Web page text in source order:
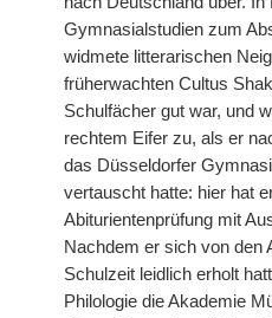
Gymnasialstudien zum
widmete litterarischen
früherwachten Cultus
Schulfächer gut war, und
rechtem Eifer zu, als er
das Düsseldorfer
vertauscht hatte: hier hat
Abiturientenprüfung mit
Nachdem er sich von den
Schulzeit leidlich erholt
Philologie die Akademie